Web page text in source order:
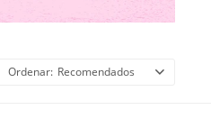
Recomendados